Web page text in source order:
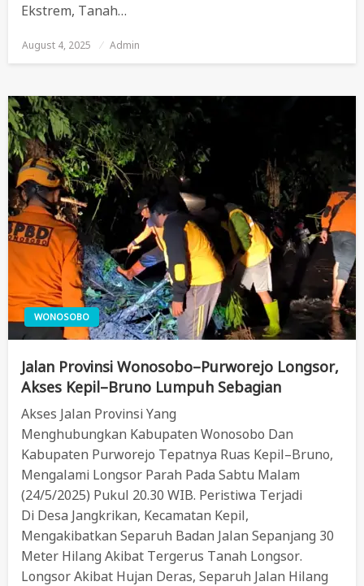
Ekstrem, Tanah…
Posted
On
August 4, 2025 Admin
WONOSOBO
Jalan Provinsi Wonosobo–Purworejo Longsor,
Akses Kepil–Bruno Lumpuh Sebagian
Akses Jalan Provinsi Yang
Menghubungkan Kabupaten Wonosobo Dan
Kabupaten Purworejo Tepatnya Ruas Kepil–Bruno,
Mengalami Longsor Parah Pada Sabtu Malam
(24/5/2025) Pukul 20.30 WIB. Peristiwa Terjadi
Di Desa Jangkrikan, Kecamatan Kepil,
Mengakibatkan Separuh Badan Jalan Sepanjang 30
Meter Hilang Akibat Tergerus Tanah Longsor.
Longsor Akibat Hujan Deras, Separuh Jalan Hilang